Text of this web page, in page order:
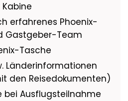
erfahrenes Phoenix-
Gastgeber-Team
Tasche
Länderinformationen
den Reisedokumenten)
bei Ausflugsteilnahme